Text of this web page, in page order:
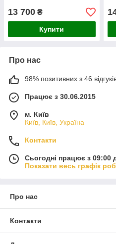
13 700 ₴
Купити
Про нас
98% позитивних з 46
Працює з 30.06.2015
м. Київ
Київ, Київ, Україна
Контакти
Сьогодні працює з 09:00
Показати весь графік
Про нас
Контакти